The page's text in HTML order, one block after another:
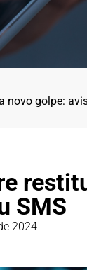
novo golpe:
SMS
2024